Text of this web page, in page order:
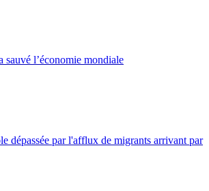
l’économie mondiale
dépassée par l'afflux de migrants arrivant par